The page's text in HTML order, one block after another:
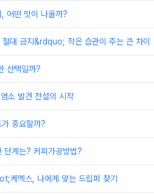
어떤 맛이 나올까?
대 금지&rdquo; 작은 습관이 주는 큰 차이
선택일까?
소 발견 전설의 시작
중요할까?
단계는? 커피가공방법?
케멕스, 나에게 맞는 드립퍼 찾기